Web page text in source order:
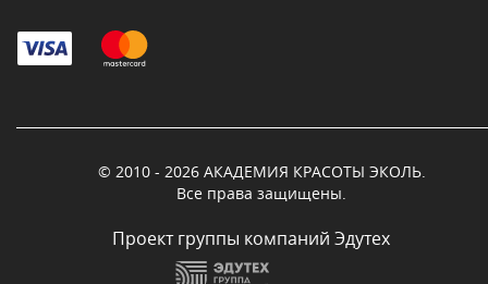
© 2010 - 2026 АКАДЕМИЯ КРАСОТЫ ЭКОЛЬ.
Все права защищены.
Проект группы компаний Эдутех